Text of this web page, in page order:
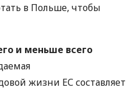
в Польше, чтобы
и меньше всего
жизни ЕС составляет